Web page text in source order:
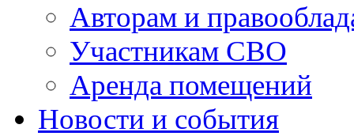
Авторам и
Участникам СВО
Аренда помещений
Новости и события